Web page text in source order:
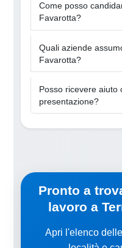
Come posso
Favarotta?
Quali aziende
Favarotta?
Posso ricevere aiuto
presentazione?
Pronto a
lavoro a
Apri l'elenco